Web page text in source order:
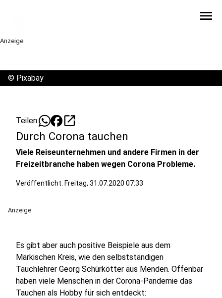
menu
Anzeige
© Pixabay
Teilen: open_in_new
Durch Corona tauchen
Viele Reiseunternehmen und andere Firmen in der
Freizeitbranche haben wegen Corona Probleme.
Veröffentlicht: Freitag, 31.07.2020 07:33
Anzeige
Es gibt aber auch positive Beispiele aus dem
Märkischen Kreis, wie den selbstständigen
Tauchlehrer Georg Schürkötter aus Menden. Offenbar
haben viele Menschen in der Corona-Pandemie das
Tauchen als Hobby für sich entdeckt: